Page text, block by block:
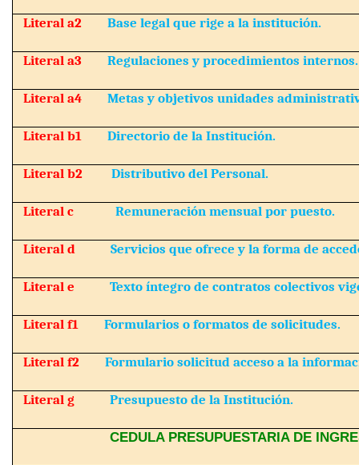
Literal a2 Base legal que rige a la institución.
Literal a3 Regulaciones y procedimientos internos.
Literal a4 Metas y objetivos unidades
Literal b1 Directorio de la Institución.
Literal b2 Distributivo del Personal.
Literal c Remuneración mensual por puesto.
Literal d Servicios que ofrece y la forma de
Literal e Texto íntegro de contratos colectivos
Literal f1 Formularios o formatos de solicitudes.
Literal f2 Formulario solicitud acceso a la
Literal g Presupuesto de la Institución.
CEDULA PRESUPUESTARIA DE